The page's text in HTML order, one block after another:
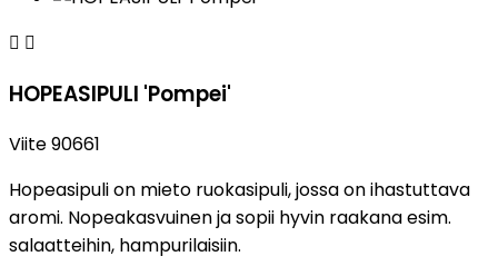
 
HOPEASIPULI 'Pompei'
Viite90661
Hopeasipuli on mieto ruokasipuli, jossa on ihastuttava
aromi. Nopeakasvuinen ja sopii hyvin raakana esim.
salaatteihin, hampurilaisiin.